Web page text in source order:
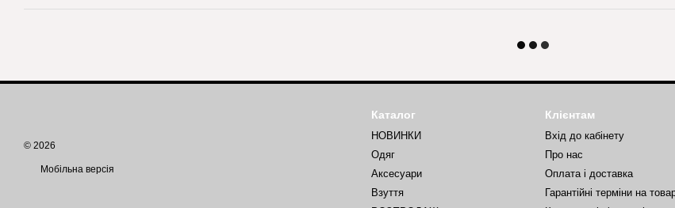
© 2026
Мобільна версія
Каталог
НОВИНКИ
Одяг
Аксесуари
Взуття
Клієнтам
Вхід до кабінету
Про нас
Оплата і доставка
Гарантійні терміни на